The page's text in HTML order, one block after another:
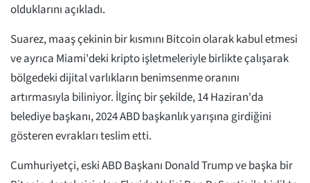
olduklarını açıkladı.
Suarez, maaş çekinin bir kısmını Bitcoin olarak kabul etmesi
ve ayrıca Miami'deki kripto işletmeleriyle birlikte çalışarak
bölgedeki dijital varlıkların benimsenme oranını
artırmasıyla biliniyor. İlginç bir şekilde, 14 Haziran'da
belediye başkanı, 2024 ABD başkanlık yarışına girdiğini
gösteren evrakları teslim etti.
Cumhuriyetçi, eski ABD Başkanı Donald Trump ve başka bir